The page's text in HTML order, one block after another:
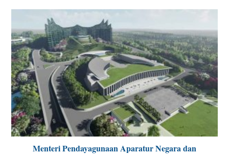
Menteri Pendayagunaan Aparatur Negara dan